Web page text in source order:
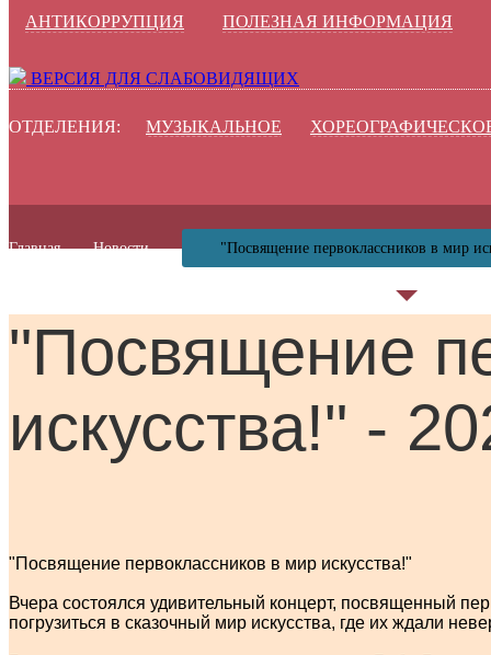
АНТИКОРРУПЦИЯ
ПОЛЕЗНАЯ ИНФОРМАЦИЯ
ВЕРСИЯ ДЛЯ СЛАБОВИДЯЩИХ
ОТДЕЛЕНИЯ: МУЗЫКАЛЬНОЕ
Главная Новости "Посвящение первоклассников в мир
"Посвящение
искусства!" -
"Посвящение первоклассников в мир искусства!"
Вчера состоялся удивительный концерт, посвященный
погрузиться в сказочный мир искусства, где их ждали